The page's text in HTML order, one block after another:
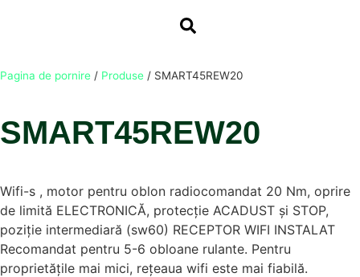
Pagina de pornire / Produse / SMART45REW20
SMART45REW20
Wifi-s , motor pentru oblon radiocomandat 20 Nm, oprire
de limită ELECTRONICĂ, protecție ACADUST și STOP,
poziție intermediară (sw60) RECEPTOR WIFI INSTALAT
Recomandat pentru 5-6 obloane rulante. Pentru
proprietățile mai mici, rețeaua wifi este mai fiabilă.